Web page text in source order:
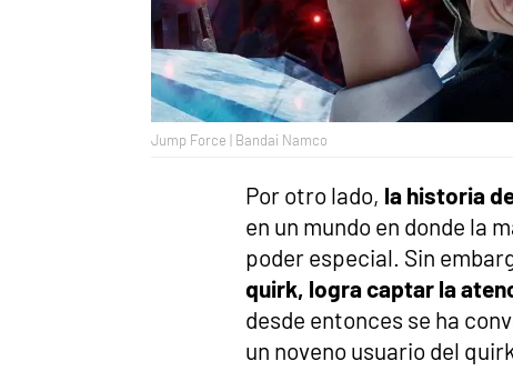
Jump Force | Bandai Namco
Por otro lado, la historia
en un mundo en donde la
poder especial. Sin
quirk, logra captar la
desde entonces se ha
un noveno usuario del